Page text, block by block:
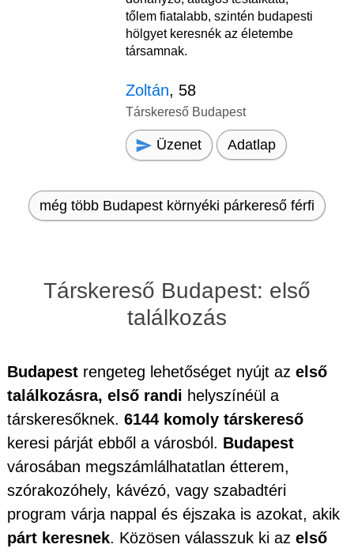
tőlem fiatalabb, szintén budapesti
hölgyet keresnék az életembe
társamnak.
Zoltán, 58
Társkereső Budapest
Üzenet Adatlap
még több Budapest környéki párkereső férfi
Társkereső Budapest: első
találkozás
Budapest rengeteg lehetőséget nyújt az első
találkozásra, első randi helyszínéül a
társkeresőknek. 6144 komoly társkereső
keresi párját ebből a városból. Budapest
városában megszámlálhatatlan étterem,
szórakozóhely, kávézó, vagy szabadtéri
program várja nappal és éjszaka is azokat, akik
párt keresnek. Közösen válasszuk ki az első